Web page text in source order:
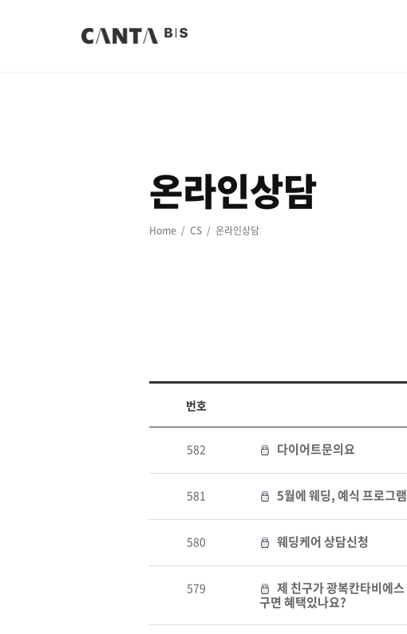
온라인상담
Home CS 온라인상담
번호
582 다이어트문의요
581 5월에 웨딩, 예식 프로그
580 웨딩케어 상담신청
579
제 친구가 광복칸타비에
구면 혜택있나요?